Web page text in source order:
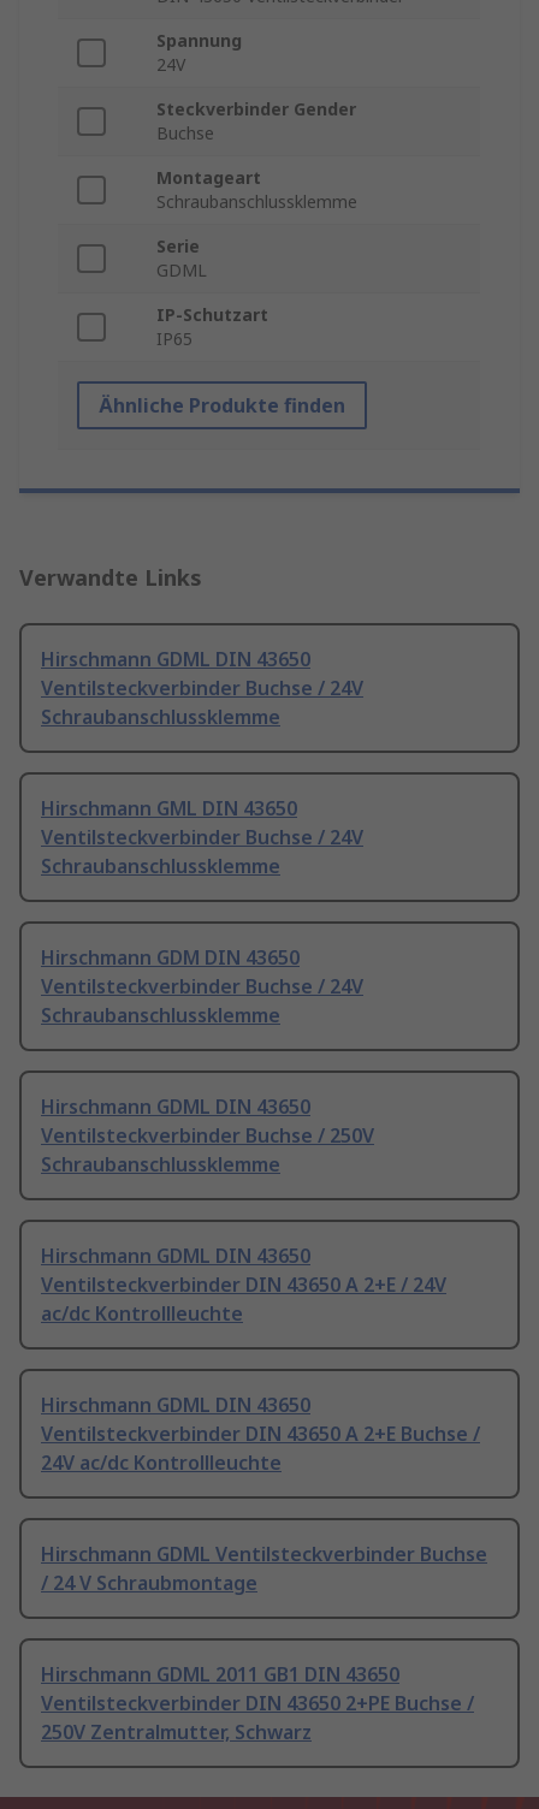
Spannung
24V
Steckverbinder Gender
Buchse
Montageart
Schraubanschlussklemme
Serie
GDML
IP-Schutzart
IP65
Ähnliche Produkte finden
Verwandte Links
Hirschmann GDML DIN 43650
Ventilsteckverbinder Buchse / 24V
Schraubanschlussklemme
Hirschmann GML DIN 43650
Ventilsteckverbinder Buchse / 24V
Schraubanschlussklemme
Hirschmann GDM DIN 43650
Ventilsteckverbinder Buchse / 24V
Schraubanschlussklemme
Hirschmann GDML DIN 43650
Ventilsteckverbinder Buchse / 250V
Schraubanschlussklemme
Hirschmann GDML DIN 43650
Ventilsteckverbinder DIN 43650 A 2+E / 24V
ac/dc Kontrollleuchte
Hirschmann GDML DIN 43650
Ventilsteckverbinder DIN 43650 A 2+E Buchse /
24V ac/dc Kontrollleuchte
Hirschmann GDML Ventilsteckverbinder Buchse
/ 24 V Schraubmontage
Hirschmann GDML 2011 GB1 DIN 43650
Ventilsteckverbinder DIN 43650 2+PE Buchse /
250V Zentralmutter, Schwarz